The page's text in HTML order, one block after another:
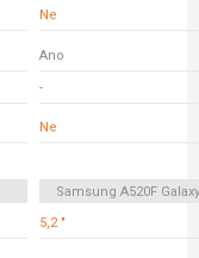
Ne
Ano
-
Ne
Samsung A520F
5,2 "